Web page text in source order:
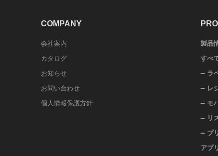
COMPANY
会社案内
カタログ
お知らせ
お問い合わせ
個人情報保護方針
製品
すべ
ラ
レ
モ
リ
プ
アプ